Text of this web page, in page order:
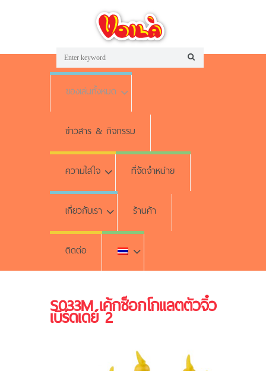
ของเล่นทั้งหมด
ข่าวสาร & กิจกรรม
ความใส่ใจ ที่จัดจำหน่าย
เกี่ยวกับเรา ร้านค้า
ติดต่อ
S033M เค้กช็อกโกแลตตัวจิ๋ว
เบิร์ดเดย์ 2